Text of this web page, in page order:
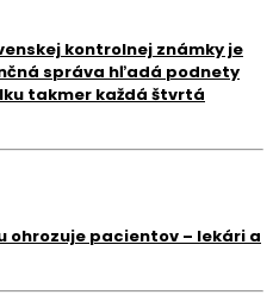
kontrolnej známky je
správa hľadá podnety
takmer každá štvrtá
ohrozuje pacientov – lekári a